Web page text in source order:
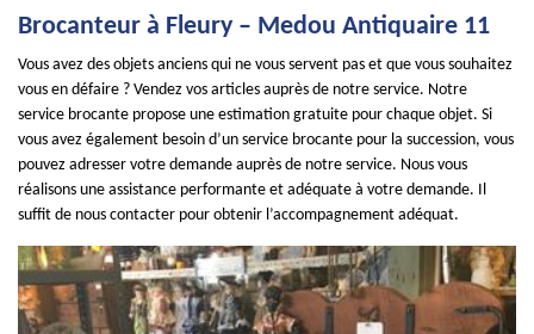
Brocanteur à Fleury – Medou Antiquaire 11
Vous avez des objets anciens qui ne vous servent pas et que vous souhaitez
vous en défaire ? Vendez vos articles auprès de notre service. Notre
service brocante propose une estimation gratuite pour chaque objet. Si
vous avez également besoin d’un service brocante pour la succession, vous
pouvez adresser votre demande auprès de notre service. Nous vous
réalisons une assistance performante et adéquate à votre demande. Il
suffit de nous contacter pour obtenir l’accompagnement adéquat.